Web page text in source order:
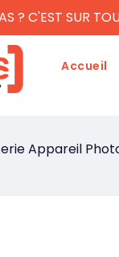
? C'EST SUR
Accueil
Appareil